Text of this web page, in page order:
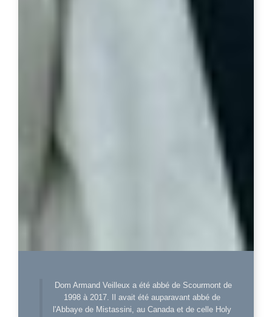
Dom Armand Veilleux a été abbé de Scourmont de
1998 à 2017. Il avait été auparavant abbé de
l'Abbaye de Mistassini, au Canada et de celle Holy